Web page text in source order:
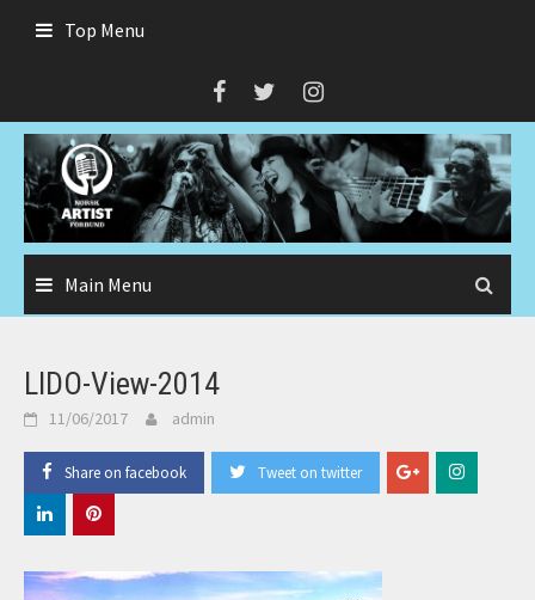
Top Menu
Main Menu
LIDO-View-2014
11/06/2017 admin
Share on facebook Tweet on twitter